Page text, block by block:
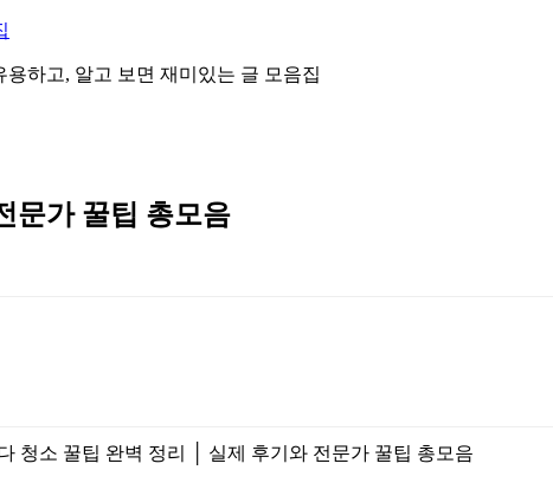
하고, 알고 보면 재미있는 글 모음집
문가 꿀팁 총모음